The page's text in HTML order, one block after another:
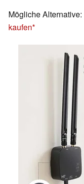
Mögliche Alternative:
kaufen